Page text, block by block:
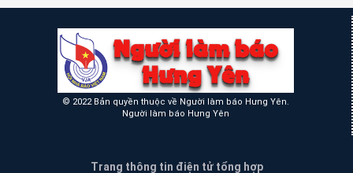
© 2022 Bản quyền thuộc về Người làm báo Hưng Yên.
Người làm báo Hưng Yên
Trang thông tin điện tử tổng hợp